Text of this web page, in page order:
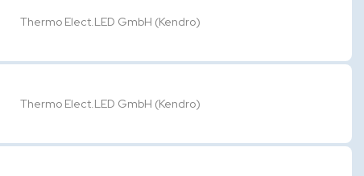
Thermo Elect.LED GmbH (Kendro)
Thermo Elect.LED GmbH (Kendro)